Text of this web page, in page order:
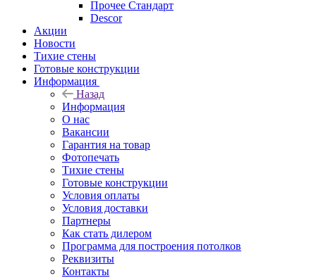
Прочее Стандарт
Descor
Акции
Новости
Тихие стены
Готовые конструкции
Информация
Назад
Информация
О нас
Вакансии
Гарантия на товар
Фотопечать
Тихие стены
Готовые конструкции
Условия оплаты
Условия доставки
Партнеры
Как стать дилером
Программа для построения потолков
Реквизиты
Контакты